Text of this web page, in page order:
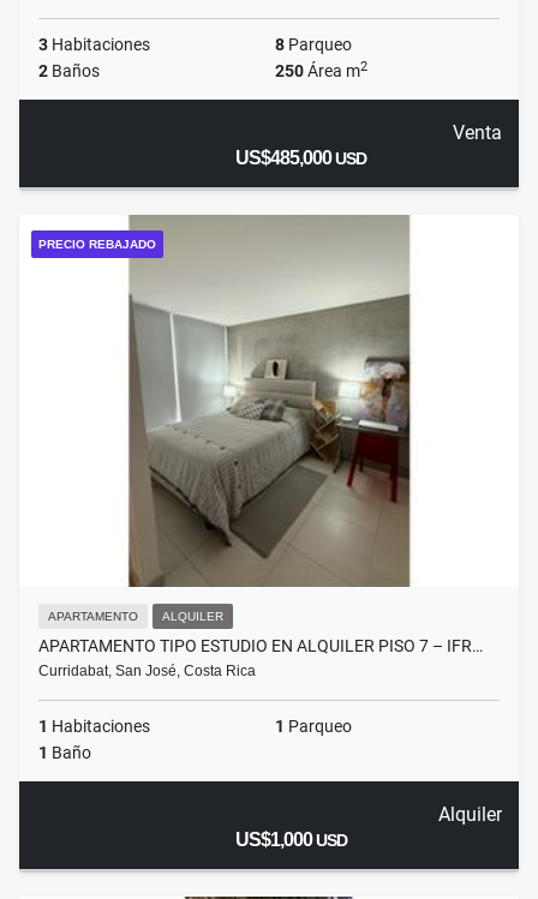
3 Habitaciones 8 Parqueo
2 Baños 250Área m2
Venta
US$485,000USD
PRECIO REBAJADO
APARTAMENTO ALQUILER
APARTAMENTO TIPO ESTUDIO EN ALQUILER PISO 7 – IFR…
Curridabat, San José, Costa Rica
1 Habitaciones 1 Parqueo
1 Baño
Alquiler
US$1,000USD